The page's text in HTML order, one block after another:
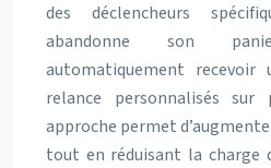
des déclencheurs
abandonne son
automatiquement recevoir
relance personnalisés sur
approche permet
tout en réduisant la charge